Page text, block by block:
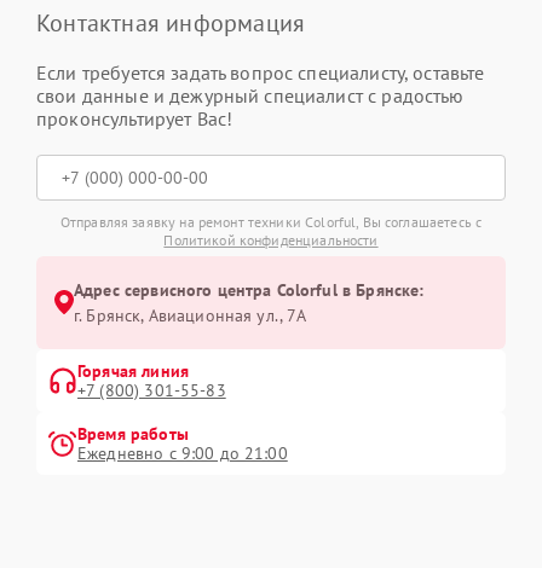
Контактная информация
Если требуется задать вопрос специалисту, оставьте
свои данные и дежурный специалист с радостью
проконсультирует Вас!
Отправляя заявку на ремонт техники Colorful, Вы соглашаетесь с
Политикой конфиденциальности
Адрес сервисного центра Colorful в Брянске:
г. Брянск, Авиационная ул., 7А
Горячая линия
+7 (800) 301-55-83
Время работы
Ежедневно с 9:00 до 21:00